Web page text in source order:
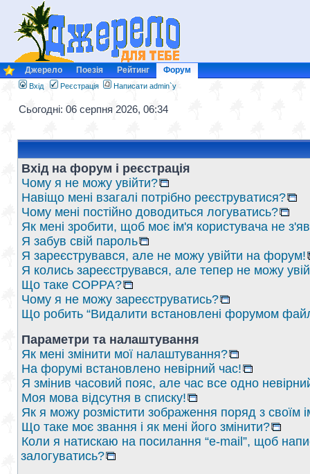
Джерело Поезія Рейтинг Форум
Вхід Реєстрація Написати admin`у
Сьогодні: 06 серпня 2026, 06:34
Вхід на форум і реєстрація
Чому я не можу увійти?
Навіщо мені взагалі потрібно реєструватися?
Чому мені постійно доводиться логуватись?
Як мені зробити, щоб моє ім'я користувача не
Я забув свій пароль
Я зареєструвався, але не можу увійти на форум!
Я колись зареєструвався, але тепер не можу
Що таке COPPA?
Чому я не можу зареєструватись?
Що робить “Видалити встановлені форумом
Параметри та налаштування
Як мені змінити мої налаштування?
На форумі встановлено невірний час!
Я змінив часовий пояс, але час все одно
Моя мова відсутня в списку!
Як я можу розмістити зображення поряд з своїм
Що таке моє звання і як мені його змінити?
Коли я натискаю на посилання “e-mail”, щоб
залогуватись?